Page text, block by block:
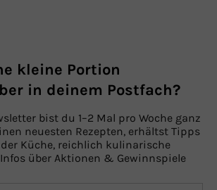
kleine Portion
in deinem Postfach?
bist du 1–2 Mal pro Woche ganz
neuesten Rezepten, erhältst Tipps
Küche, reichlich kulinarische
über Aktionen & Gewinnspiele